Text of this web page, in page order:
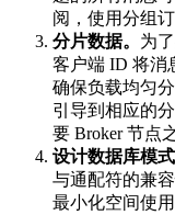
阅，使用分组
分片数据。 为
客户端 ID 将消
确保负载均匀
引导到相应的
要 Broker 节点
设计数据库模式
与通配符的兼
最小化空间使